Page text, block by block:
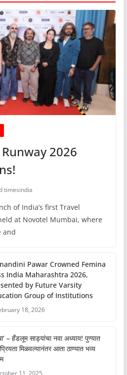
2026
timesindia
of India’s first Travel
at Novotel Mumbai, where
and
Pawar Crowned Femina
India Maharashtra 2026,
by Future Varsity
Group of Institutions
18, 2026
– हँडलूम साड्यांचा नवा अध्याय! पुण्यात
मिळवल्यानंतर आता ठाण्यात भव्य
11, 2025